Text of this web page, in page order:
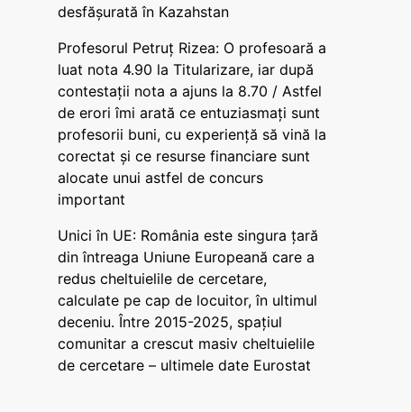
desfășurată în Kazahstan
Profesorul Petruț Rizea: O profesoară a
luat nota 4.90 la Titularizare, iar după
contestații nota a ajuns la 8.70 / Astfel
de erori îmi arată ce entuziasmați sunt
profesorii buni, cu experiență să vină la
corectat și ce resurse financiare sunt
alocate unui astfel de concurs
important
Unici în UE: România este singura țară
din întreaga Uniune Europeană care a
redus cheltuielile de cercetare,
calculate pe cap de locuitor, în ultimul
deceniu. Între 2015-2025, spațiul
comunitar a crescut masiv cheltuielile
de cercetare – ultimele date Eurostat